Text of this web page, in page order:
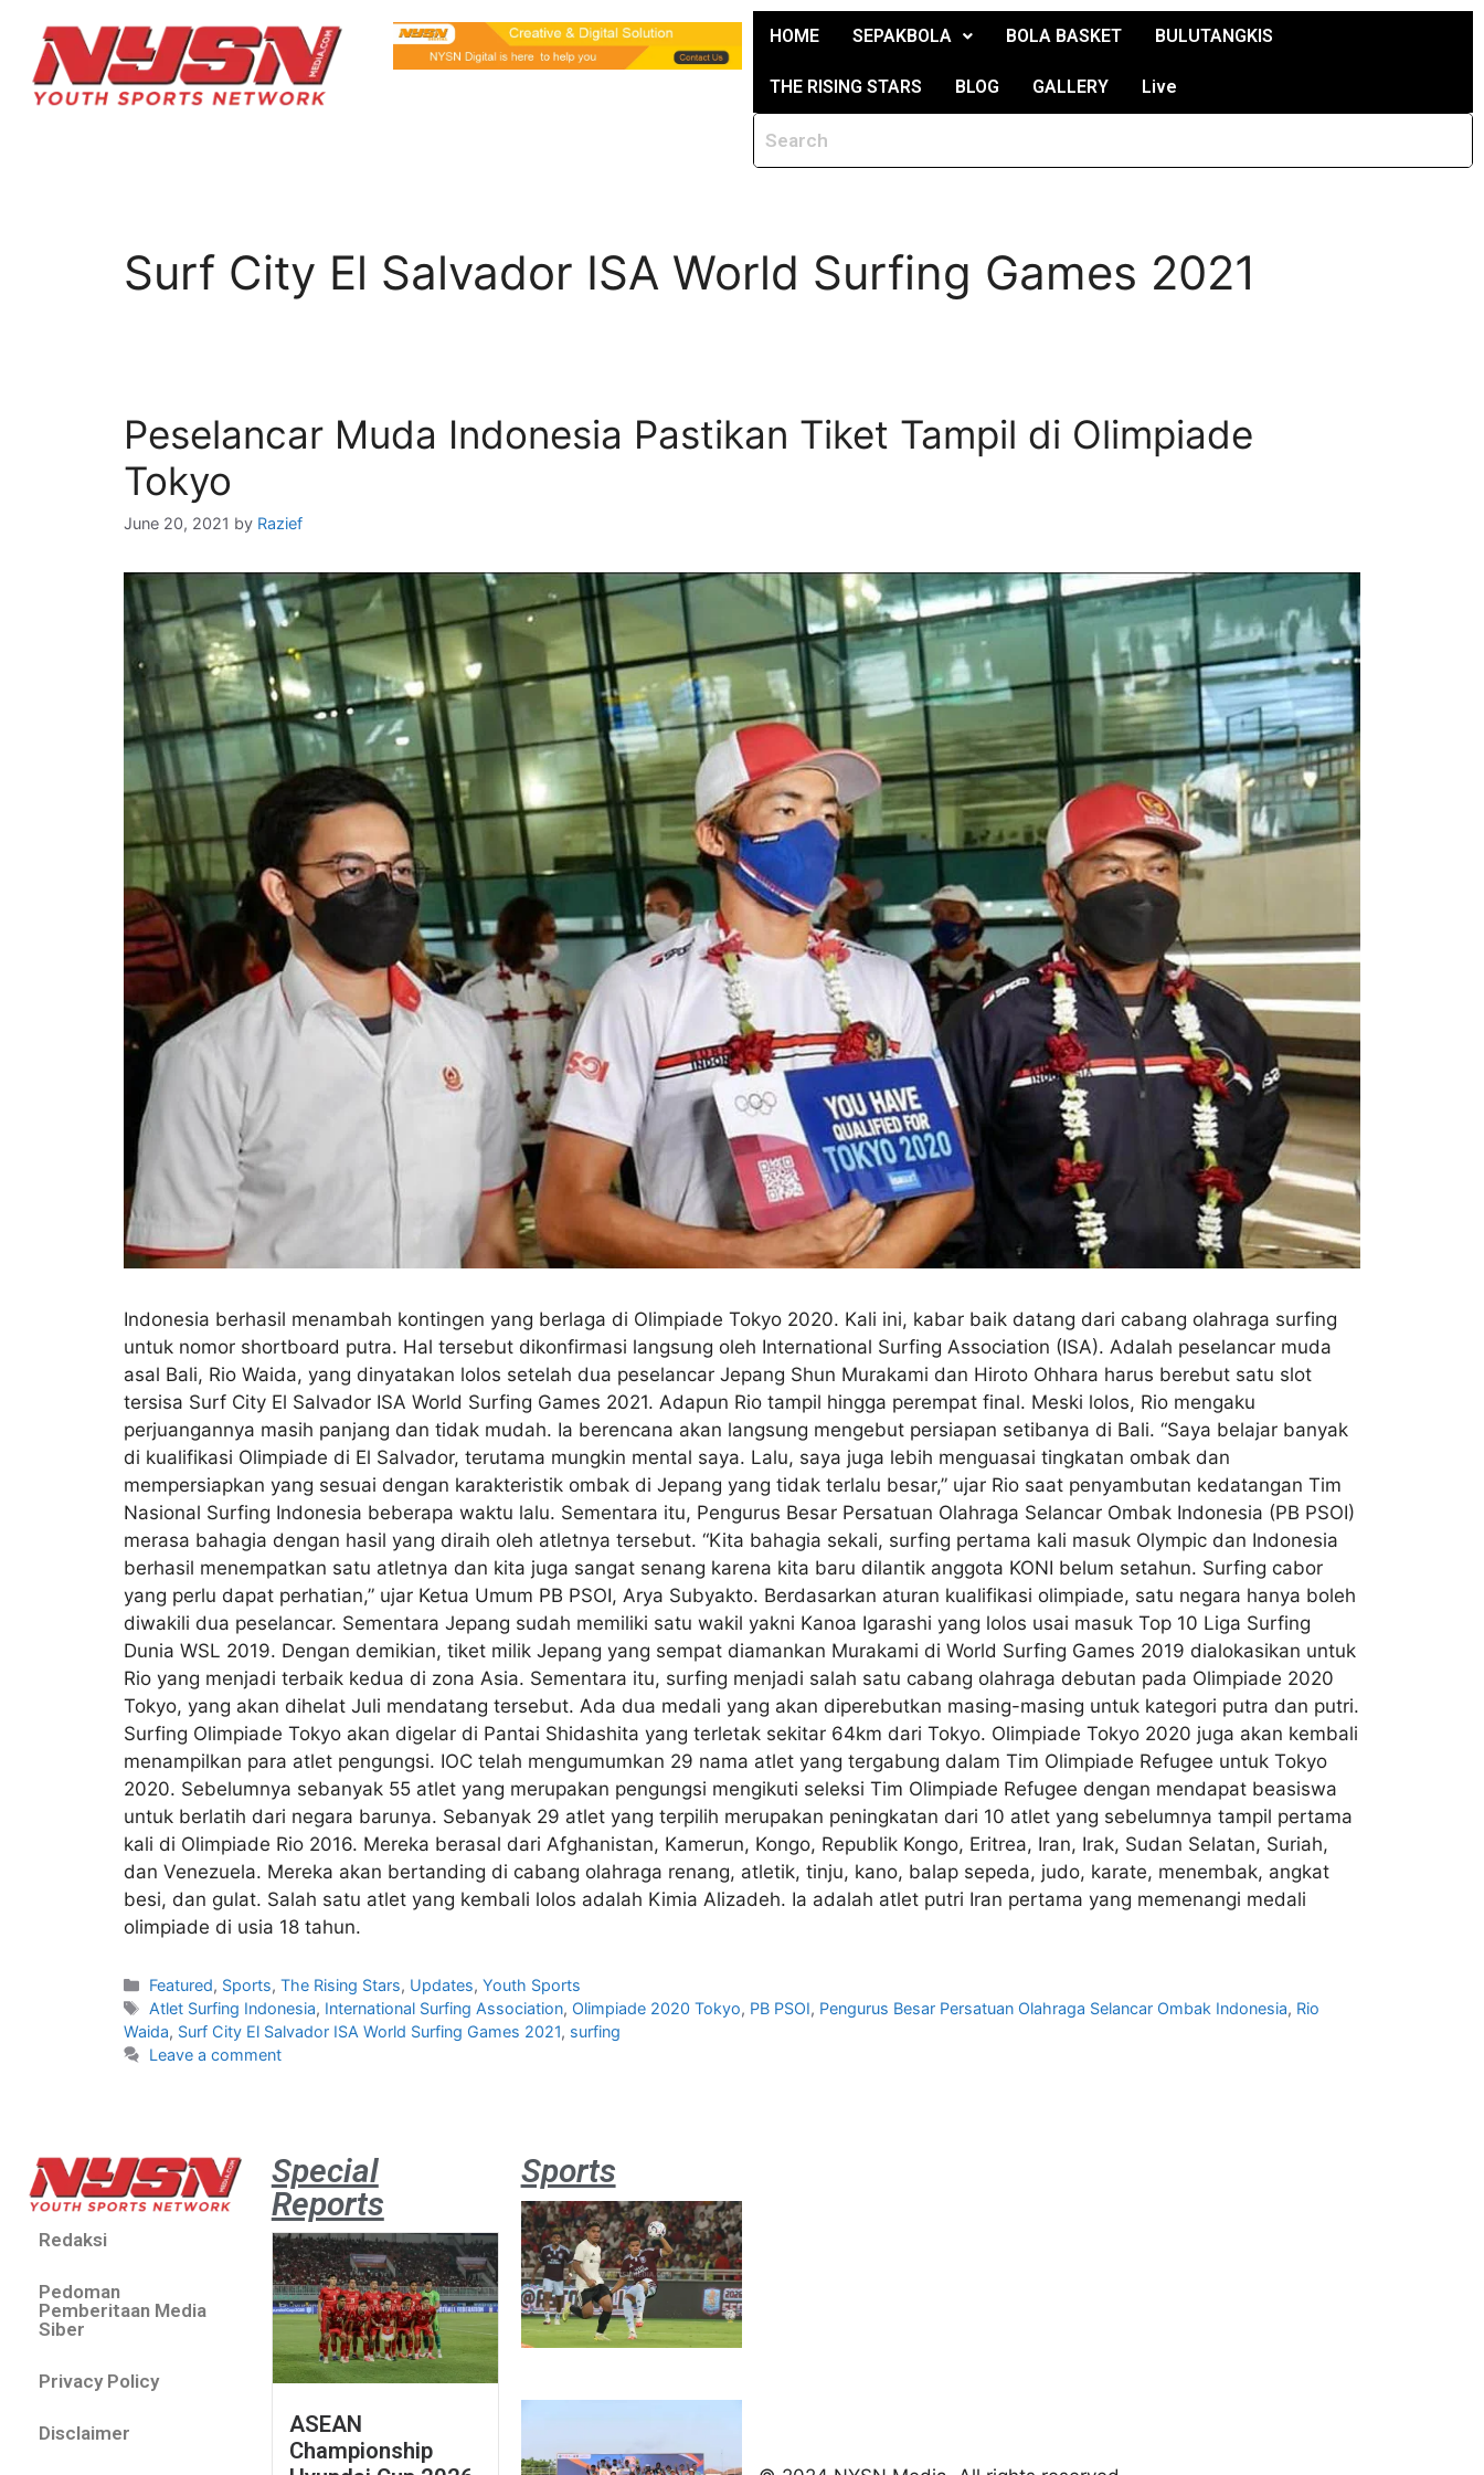
HOME SEPAKBOLA BOLA BASKET BULUTANGKIS
THE RISING STARS BLOG GALLERY Live
Surf City El Salvador ISA World Surfing Games 2021
Peselancar Muda Indonesia Pastikan Tiket Tampil di Olimpiade
Tokyo
June 20, 2021 by Razief
Indonesia berhasil menambah kontingen yang berlaga di Olimpiade Tokyo 2020. Kali ini, kabar baik datang dari cabang olahraga surfing
untuk nomor shortboard putra. Hal tersebut dikonfirmasi langsung oleh International Surfing Association (ISA). Adalah peselancar muda
asal Bali, Rio Waida, yang dinyatakan lolos setelah dua peselancar Jepang Shun Murakami dan Hiroto Ohhara harus berebut satu slot
tersisa Surf City El Salvador ISA World Surfing Games 2021. Adapun Rio tampil hingga perempat final. Meski lolos, Rio mengaku
perjuangannya masih panjang dan tidak mudah. Ia berencana akan langsung mengebut persiapan setibanya di Bali. “Saya belajar banyak
di kualifikasi Olimpiade di El Salvador, terutama mungkin mental saya. Lalu, saya juga lebih menguasai tingkatan ombak dan
mempersiapkan yang sesuai dengan karakteristik ombak di Jepang yang tidak terlalu besar,” ujar Rio saat penyambutan kedatangan Tim
Nasional Surfing Indonesia beberapa waktu lalu. Sementara itu, Pengurus Besar Persatuan Olahraga Selancar Ombak Indonesia (PB PSOI)
merasa bahagia dengan hasil yang diraih oleh atletnya tersebut. “Kita bahagia sekali, surfing pertama kali masuk Olympic dan Indonesia
berhasil menempatkan satu atletnya dan kita juga sangat senang karena kita baru dilantik anggota KONI belum setahun. Surfing cabor
yang perlu dapat perhatian,” ujar Ketua Umum PB PSOI, Arya Subyakto. Berdasarkan aturan kualifikasi olimpiade, satu negara hanya boleh
diwakili dua peselancar. Sementara Jepang sudah memiliki satu wakil yakni Kanoa Igarashi yang lolos usai masuk Top 10 Liga Surfing
Dunia WSL 2019. Dengan demikian, tiket milik Jepang yang sempat diamankan Murakami di World Surfing Games 2019 dialokasikan untuk
Rio yang menjadi terbaik kedua di zona Asia. Sementara itu, surfing menjadi salah satu cabang olahraga debutan pada Olimpiade 2020
Tokyo, yang akan dihelat Juli mendatang tersebut. Ada dua medali yang akan diperebutkan masing-masing untuk kategori putra dan putri.
Surfing Olimpiade Tokyo akan digelar di Pantai Shidashita yang terletak sekitar 64km dari Tokyo. Olimpiade Tokyo 2020 juga akan kembali
menampilkan para atlet pengungsi. IOC telah mengumumkan 29 nama atlet yang tergabung dalam Tim Olimpiade Refugee untuk Tokyo
2020. Sebelumnya sebanyak 55 atlet yang merupakan pengungsi mengikuti seleksi Tim Olimpiade Refugee dengan mendapat beasiswa
untuk berlatih dari negara barunya. Sebanyak 29 atlet yang terpilih merupakan peningkatan dari 10 atlet yang sebelumnya tampil pertama
kali di Olimpiade Rio 2016. Mereka berasal dari Afghanistan, Kamerun, Kongo, Republik Kongo, Eritrea, Iran, Irak, Sudan Selatan, Suriah,
dan Venezuela. Mereka akan bertanding di cabang olahraga renang, atletik, tinju, kano, balap sepeda, judo, karate, menembak, angkat
besi, dan gulat. Salah satu atlet yang kembali lolos adalah Kimia Alizadeh. Ia adalah atlet putri Iran pertama yang memenangi medali
olimpiade di usia 18 tahun.
Featured, Sports,The Rising Stars, Updates,Youth Sports
Atlet Surfing Indonesia, International Surfing Association, Olimpiade 2020 Tokyo, PB PSOI, Pengurus Besar Persatuan Olahraga Selancar Ombak Indonesia, Rio
Waida, Surf City El Salvador ISA World Surfing Games 2021, surfing
Leave a comment
Redaksi
Pedoman
Pemberitaan Media
Siber
Privacy Policy
Disclaimer
Special
Reports
ASEAN
Championship
Sports